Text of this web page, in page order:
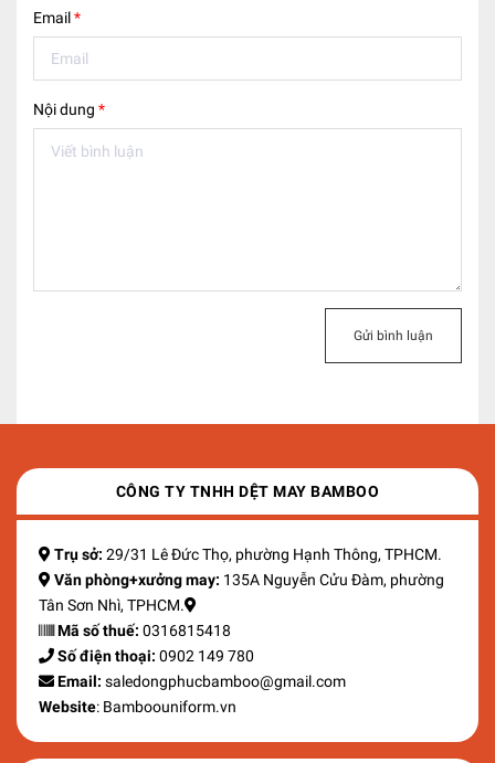
Email*
Nội dung *
Gửi bình luận
CÔNG TY TNHH DỆT MAY BAMBOO
Trụ sở: 29/31 Lê Đức Thọ, phường Hạnh Thông, TPHCM.
Văn phòng+xưởng may: 135A Nguyễn Cửu Đàm, phường
Tân Sơn Nhì, TPHCM.
Mã số thuế: 0316815418
Số điện thoại: 0902 149 780
Email: saledongphucbamboo@gmail.com
Website: Bamboouniform.vn